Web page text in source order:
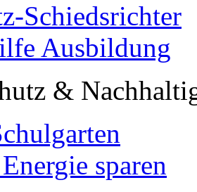
Schiedsrichter
Ausbildung
&
sparen